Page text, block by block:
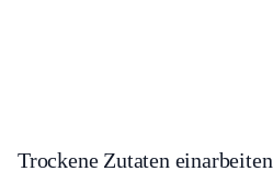
Trockene Zutaten einarbeiten